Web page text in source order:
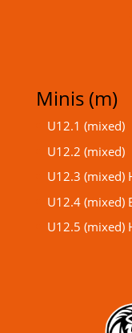
Minis (m)
U12.1 (mixed)
U12.2 (mixed)
U12.3 (mixed)
U12.4 (mixed)
U12.5 (mixed)